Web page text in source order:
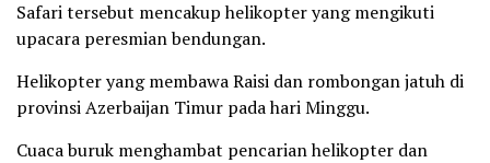
Safari tersebut mencakup helikopter yang mengikuti
upacara peresmian bendungan.
Helikopter yang membawa Raisi dan rombongan jatuh di
provinsi Azerbaijan Timur pada hari Minggu.
Cuaca buruk menghambat pencarian helikopter dan